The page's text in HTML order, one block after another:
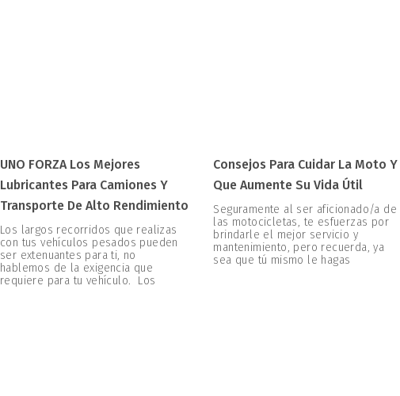
UNO FORZA Los Mejores
Lubricantes Para Camiones Y
Transporte De Alto Rendimiento
Los largos recorridos que realizas
con tus vehículos pesados pueden
ser extenuantes para ti, no
hablemos de la exigencia que
requiere para tu vehículo. Los
Consejos Para Cuidar La Moto Y
Que Aumente Su Vida Útil
Seguramente al ser aficionado/a de
las motocicletas, te esfuerzas por
brindarle el mejor servicio y
mantenimiento, pero recuerda, ya
sea que tú mismo le hagas